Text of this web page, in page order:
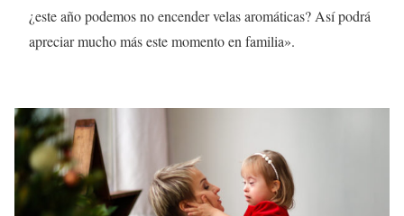
¿este año podemos no encender velas aromáticas? Así podrá
apreciar mucho más este momento en familia».